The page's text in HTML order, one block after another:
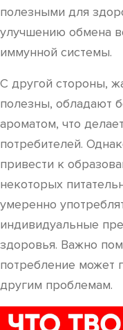
полезными для
улучшению обмена
иммунной системы.
С другой стороны,
полезны, обладают
ароматом, что
потребителей.
привести к
некоторых
умеренно
индивидуальные
здоровья. Важно
потребление может
другим проблемам.